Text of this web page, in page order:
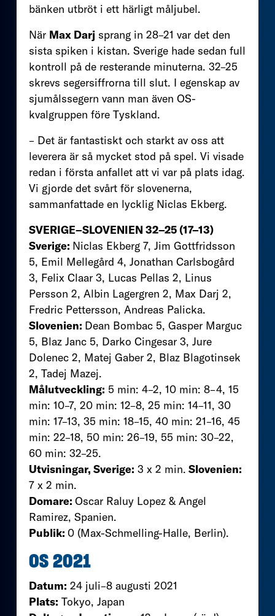
bänken utbröt i ett härligt måljubel.
När Max Darj sprang in 28–21 var det den
sista spiken i kistan. Sverige hade sedan full
kontroll på de resterande minuterna. 32–25
skrevs segersiffrorna till slut. I egenskap av
sjumålssegern vann man även OS-
kvalgruppen före Tyskland.
– Det är fantastiskt och starkt av oss att
leverera är så mycket stod på spel. Vi visade
redan i första anfallet att vi var på plats idag.
Vi gjorde det svårt för slovenerna,
sammanfattade en lycklig Niclas Ekberg.
SVERIGE–SLOVENIEN 32–25 (17–13)
Sverige: Niclas Ekberg 7, Jim Gottfridsson
5, Emil Mellegård 4, Jonathan Carlsbogård
3, Felix Claar 3, Lucas Pellas 2, Linus
Persson 2, Albin Lagergren 2, Max Darj 2,
Fredric Pettersson, Andreas Palicka.
Slovenien: Dean Bombac 5, Gasper Marguc
5, Blaz Janc 5, Darko Cingesar 3, Jure
Dolenec 2, Matej Gaber 2, Blaz Blagotinsek
2, Tadej Mazej.
Målutveckling: 5 min: 4–2, 10 min: 8–4, 15
min: 10–7, 20 min: 12–8, 25 min: 14–11, 30
min: 17–13, 35 min: 18–15, 40 min: 21–16, 45
min: 22–18, 50 min: 26–19, 55 min: 30–22,
60 min: 32–25.
Utvisningar, Sverige: 3 x 2 min. Slovenien:
7 x 2 min.
Domare: Oscar Raluy Lopez & Angel
Ramirez, Spanien.
Publik: 0 (Max-Schmelling-Halle, Berlin).
OS 2021
Datum: 24 juli–8 augusti 2021
Plats: Tokyo, Japan